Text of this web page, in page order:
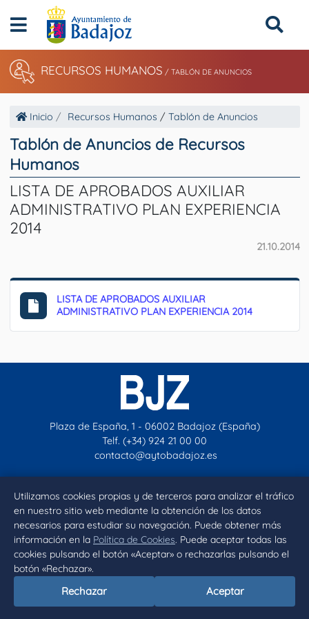
Utilizamos cookies propias y de terceros para analizar el tráfico
en nuestro sitio web mediante la obtención de los datos
necesarios para estudiar su navegación. Puede obtener más
información en la Política de Cookies. Puede aceptar todas las
cookies pulsando el botón «Aceptar» o rechazarlas pulsando el
botón «Rechazar».
Rechazar Aceptar
RECURSOS HUMANOS / TABLÓN DE ANUNCIOS
Inicio Recursos Humanos / Tablón de Anuncios
Tablón de Anuncios de Recursos
Humanos
LISTA DE APROBADOS AUXILIAR
ADMINISTRATIVO PLAN EXPERIENCIA
2014
21.10.2014
LISTA DE APROBADOS AUXILIAR
ADMINISTRATIVO PLAN EXPERIENCIA 2014
Plaza de España, 1 - 06002 Badajoz (España)
Telf. (+34) 924 21 00 00
contacto@aytobadajoz.es
Facebook
X Instagram
YouTube
Inicio Aviso legal Privacidad Política de Cookies
Declaración de accesibilidad